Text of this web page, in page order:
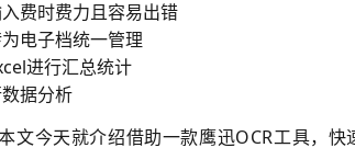
费时费力且容易出错
电子档统一管理
进行汇总统计
据分析
今天就介绍借助一款鹰迅OCR工具，